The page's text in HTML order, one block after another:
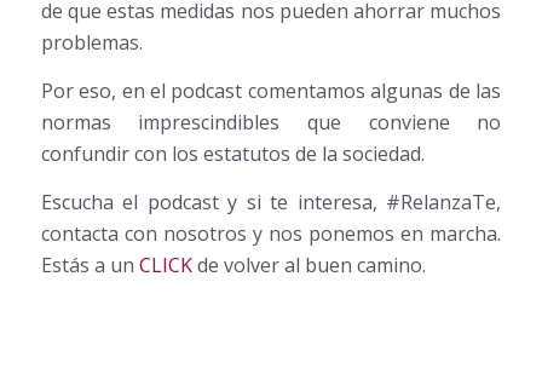
de que estas medidas nos pueden ahorrar muchos
problemas.
Por eso, en el podcast comentamos algunas de las
normas imprescindibles que conviene no
confundir con los estatutos de la sociedad.
Escucha el podcast y si te interesa, #RelanzaTe,
contacta con nosotros y nos ponemos en marcha.
Estás a un CLICKde volver al buen camino.